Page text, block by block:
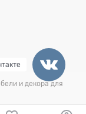
и декора для